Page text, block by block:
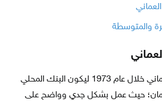
والمتوسطة
تم تأسيس البنك الوطني العماني خلال عام 1973 ليكون البنك المحلي
حيث عمل بشكل جدي وواضح على